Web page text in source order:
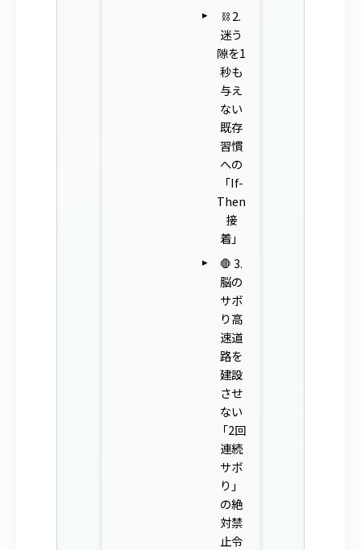
⛓️ 2.
迷う
隙を1
秒も
与え
ない
既存
習慣
への
「If-
Then
接
着」
🛑 3.
脳の
サボ
り高
速道
路を
建設
させ
ない
「2回
連続
サボ
り」
の絶
対禁
止令